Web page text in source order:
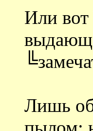
Или
Лишь